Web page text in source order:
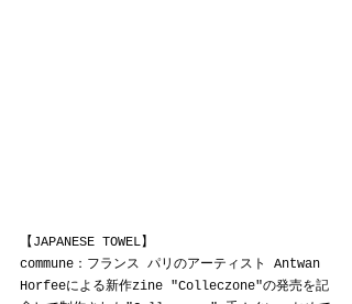
【JAPANESE TOWEL】
commune：フランス パリのアーティスト Antwan
Horfeeによる新作zine "Colleczone"の発売を記